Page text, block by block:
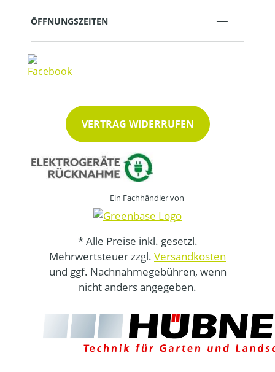
ÖFFNUNGSZEITEN
VERTRAG WIDERRUFEN
Ein Fachhändler von
* Alle Preise inkl. gesetzl.
Mehrwertsteuer zzgl. Versandkosten
und ggf. Nachnahmegebühren, wenn
nicht anders angegeben.